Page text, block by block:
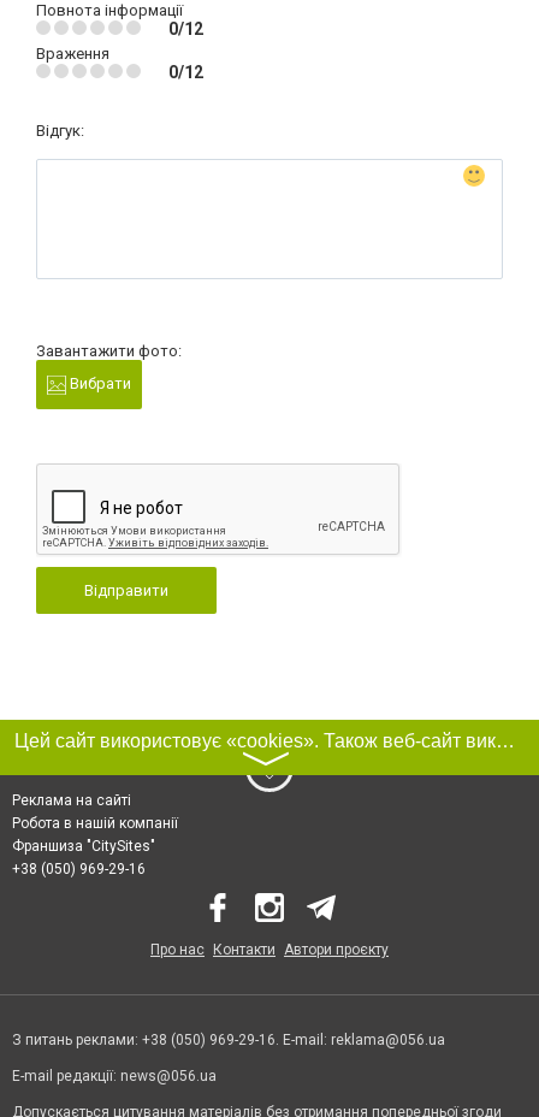
Повнота інформації
0/12
Враження
0/12
Відгук:
Завантажити фото:
Вибрати
Відправити
Цей сайт використовує «cookies». Також веб-сайт використовує інтернет-сервіс для збору технічних даних стосовно відвідувачів з метою отримання маркетингової та статистичної інформації. Умови обробки даних відвідувачів сайту див.
〉
Реклама на сайті
Робота в нашій компанії
Франшиза "CitySites"
+38 (050) 969-29-16
Про нас Контакти Автори проєкту
З питань реклами: +38 (050) 969-29-16. E-mail: reklama@056.ua
E-mail редакції: news@056.ua
Допускається цитування матеріалів без отримання попередньої згоди